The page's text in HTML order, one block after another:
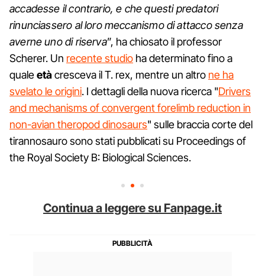
accadesse il contrario, e che questi predatori
rinunciassero al loro meccanismo di attacco senza
averne uno di riserva”, ha chiosato il professor
Scherer. Un recente studio ha determinato fino a
qualeetàcresceva il T. rex, mentre un altro ne ha
svelato le origini. I dettagli della nuova ricerca "Drivers
and mechanisms of convergent forelimb reduction in
non-avian theropod dinosaurs" sulle braccia corte del
tirannosauro sono stati pubblicati su Proceedings of
the Royal Society B: Biological Sciences.
Continua a leggere su Fanpage.it